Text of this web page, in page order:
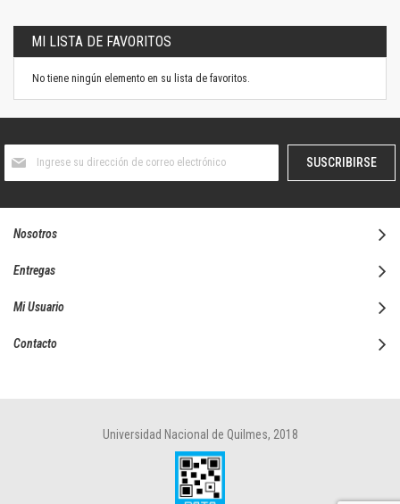
página
MI LISTA DE FAVORITOS
No tiene ningún elemento en su lista de favoritos.
boletín
SUSCRIBIRSE
Nosotros
Entregas
Mi Usuario
Contacto
Universidad Nacional de Quilmes, 2018